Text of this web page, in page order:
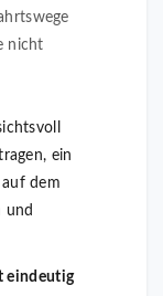
nicht
ein
dem
und
eindeutig